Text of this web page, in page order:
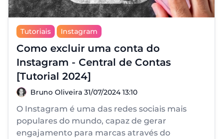
Tutoriais Instagram
Como excluir uma conta do
Instagram - Central de Contas
[Tutorial 2024]
Bruno Oliveira
Bruno Oliveira 31/07/2024 13:10
O Instagram é uma das redes sociais mais
populares do mundo, capaz de gerar
engajamento para marcas através do